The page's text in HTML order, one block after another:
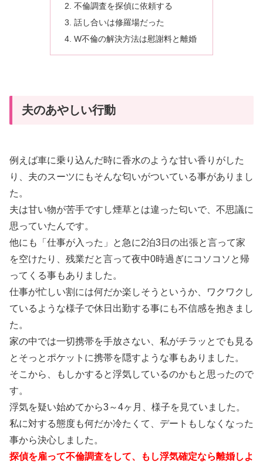
不倫調査を探偵に依頼する
話し合いは修羅場だった
W不倫の解決方法は慰謝料と離婚
夫のあやしい行動
例えば車に乗り込んだ時に香水のような甘い香りがした
り、夫のスーツにもそんな匂いがついている事がありまし
た。
夫は甘い物が苦手ですし煙草とは違った匂いで、不思議に
思っていたんです。
他にも「仕事が入った」と急に2泊3日の出張と言って家
を空けたり、残業だと言って夜中0時過ぎにコソコソと帰
ってくる事もありました。
仕事が忙しい割には何だか楽しそうというか、ワクワクし
ているような様子で休日出勤する事にも不信感を抱きまし
た。
家の中では一切携帯を手放さない、私がチラッとでも見る
とそっとポケットに携帯を隠すような事もありました。
そこから、もしかすると浮気しているのかもと思ったので
す。
浮気を疑い始めてから3～4ヶ月、様子を見ていました。
私に対する態度も何だか冷たくて、デートもしなくなった
事から決心しました。
探偵を雇って不倫調査をして、もし浮気確定なら離婚しよ